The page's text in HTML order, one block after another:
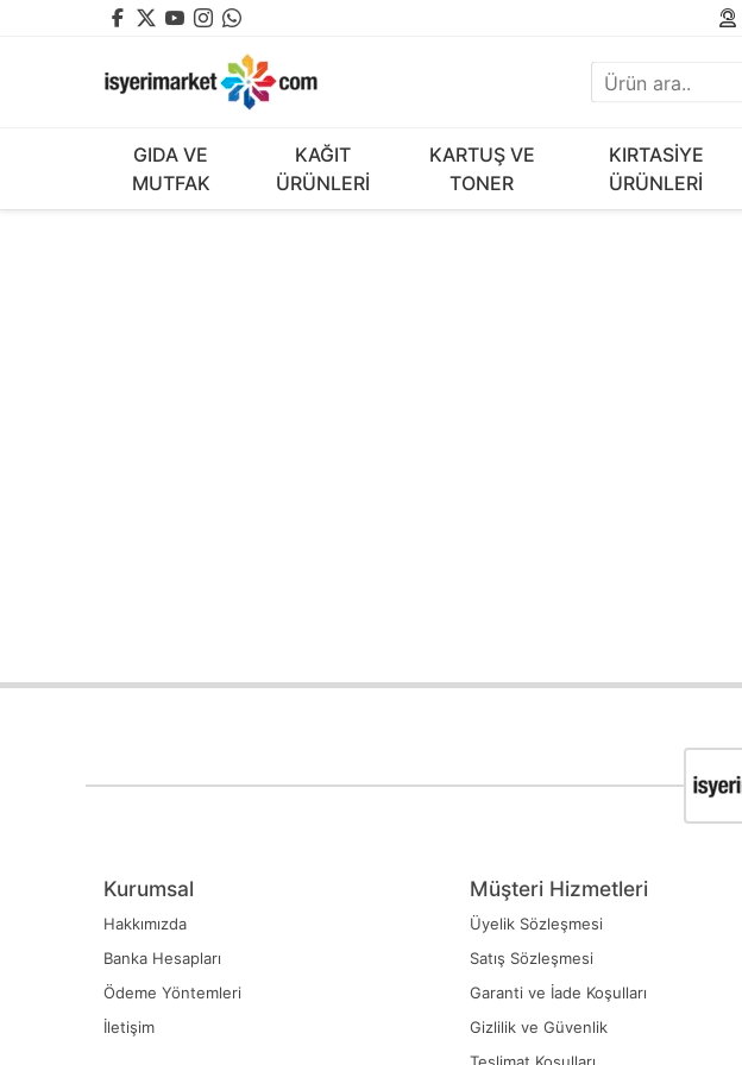
GIDA VE
MUTFAK
KAĞIT
ÜRÜNLERİ
KARTUŞ VE
TONER
KIRTASİYE
ÜRÜNLERİ
Kurumsal
Hakkımızda
Banka Hesapları
Ödeme Yöntemleri
İletişim
Müşteri Hizmetleri
Üyelik Sözleşmesi
Satış Sözleşmesi
Garanti ve İade Koşulları
Gizlilik ve Güvenlik